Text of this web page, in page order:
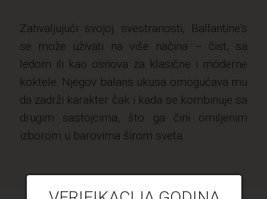
Zahvaljujući svojoj svestranosti, Ballantine’s
se može uživati na više načina – čist, sa
ledom ili kao osnova za klasične i moderne
koktele. Njegov balans ukusa omogućava mu
da zadrži karakter čak i kada se kombinuje sa
drugim sastojcima, što ga čini omiljenim
izborom u barovima širom sveta.